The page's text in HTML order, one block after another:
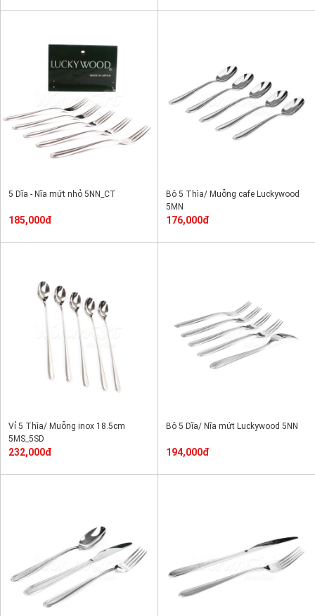
5 Dĩa - Nĩa mứt nhỏ 5NN_CT
185,000đ
Bộ 5 Thìa/ Muỗng cafe Luckywood
5MN
176,000đ
Vỉ 5 Thìa/ Muỗng inox 18.5cm
5MS_5SD
232,000đ
Bộ 5 Dĩa/ Nĩa mứt Luckywood 5NN
194,000đ